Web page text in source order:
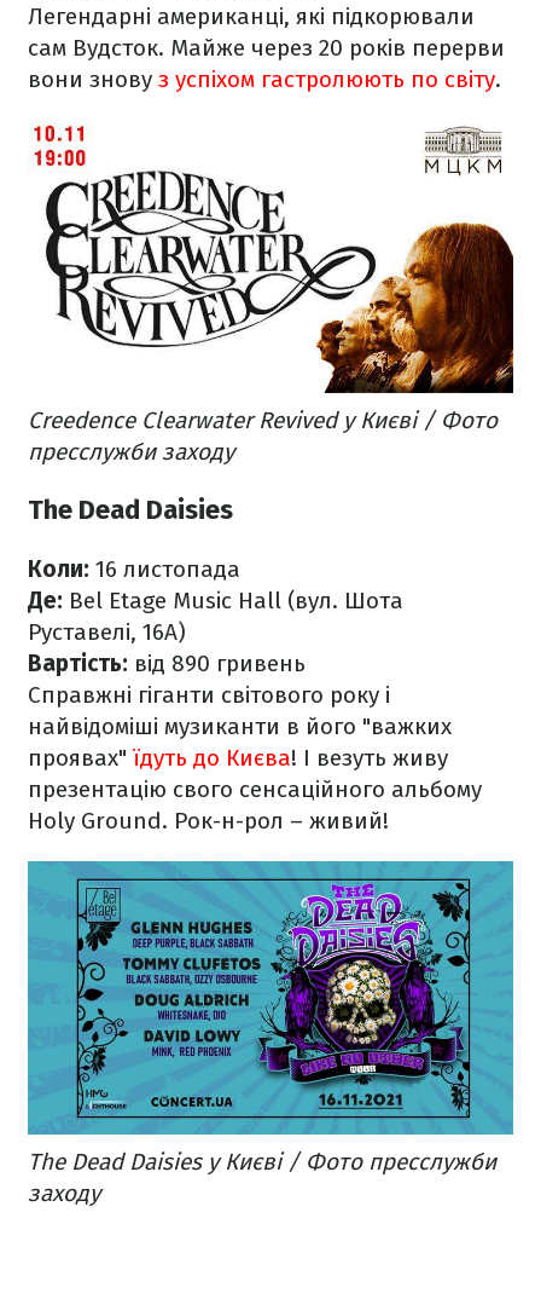
Легендарні американці, які підкорювали
сам Вудсток. Майже через 20 років перерви
вони знову з успіхом гастролюють по світу.
Creedence Clearwater Revived у Києві / Фото
пресслужби заходу
The Dead Daisies
Коли: 16 листопада
Де: Bel Etage Music Hall (вул. Шота
Руставелі, 16А)
Вартість: від 890 гривень
Справжні гіганти світового року і
найвідоміші музиканти в його "важких
проявах" їдуть до Києва! І везуть живу
презентацію свого сенсаційного альбому
Holy Ground. Рок-н-рол – живий!
The Dead Daisies у Києві / Фото пресслужби
заходу